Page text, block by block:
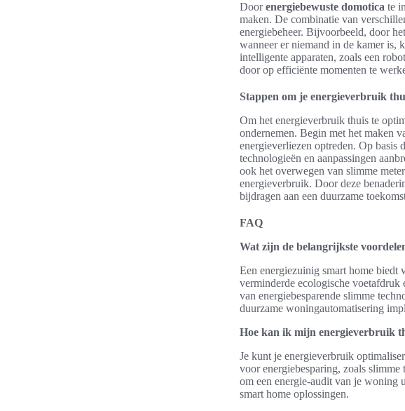
Doorenergiebewuste domotica te
maken. De combinatie van
energiebeheer. Bijvoorbeeld, door
wanneer er niemand in de kamer is,
intelligente apparaten, zoals een
door op efficiënte momenten te
Stappen om je energieverbruik
Om het energieverbruik thuis te
ondernemen. Begin met het maken
energieverliezen optreden. Op basis
technologieën en aanpassingen
ook het overwegen van slimme
energieverbruik. Door deze
bijdragen aan een duurzame
FAQ
Wat zijn de belangrijkste
Een energiezuinig smart home biedt
verminderde ecologische
van energiebesparende slimme
duurzame woningautomatisering
Hoe kan ik mijn energieverbruik
Je kunt je energieverbruik
voor energiebesparing, zoals
om een energie-audit van je woning
smart home oplossingen.